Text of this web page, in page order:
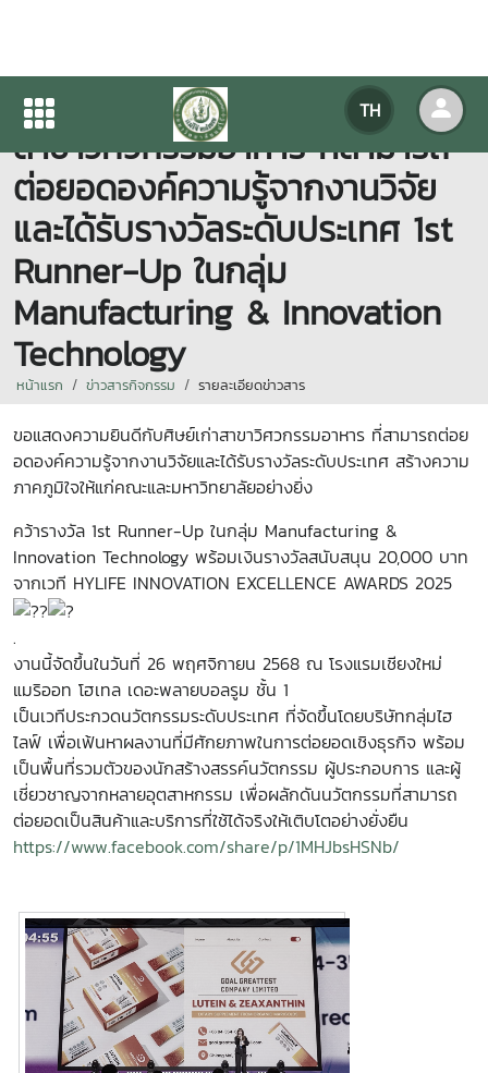
TH
ขอแสดงความยินดีกับศิษย์เก่า
สาขาวิศวกรรมอาหาร ที่สามารถ
ต่อยอดองค์ความรู้จากงานวิจัย
และได้รับรางวัลระดับประเทศ 1st
Runner-Up ในกลุ่ม
Manufacturing & Innovation
Technology
หน้าแรก ข่าวสารกิจกรรม รายละเอียดข่าวสาร
ขอแสดงความยินดีกับศิษย์เก่าสาขาวิศวกรรมอาหาร ที่สามารถต่อย
อดองค์ความรู้จากงานวิจัยและได้รับรางวัลระดับประเทศ สร้างความ
ภาคภูมิใจให้แก่คณะและมหาวิทยาลัยอย่างยิ่ง
คว้ารางวัล 1st Runner-Up ในกลุ่ม Manufacturing &
Innovation Technology พร้อมเงินรางวัลสนับสนุน 20,000 บาท
จากเวที HYLIFE INNOVATION EXCELLENCE AWARDS 2025
.
งานนี้จัดขึ้นในวันที่ 26 พฤศจิกายน 2568 ณ โรงแรมเชียงใหม่
แมริออท โฮเทล เดอะพลายบอลรูม ชั้น 1
เป็นเวทีประกวดนวัตกรรมระดับประเทศ ที่จัดขึ้นโดยบริษัทกลุ่มไฮ
ไลฟ์ เพื่อเฟ้นหาผลงานที่มีศักยภาพในการต่อยอดเชิงธุรกิจ พร้อม
เป็นพื้นที่รวมตัวของนักสร้างสรรค์นวัตกรรม ผู้ประกอบการ และผู้
เชี่ยวชาญจากหลายอุตสาหกรรม เพื่อผลักดันนวัตกรรมที่สามารถ
ต่อยอดเป็นสินค้าและบริการที่ใช้ได้จริงให้เติบโตอย่างยั่งยืน
https://www.facebook.com/share/p/1MHJbsHSNb/